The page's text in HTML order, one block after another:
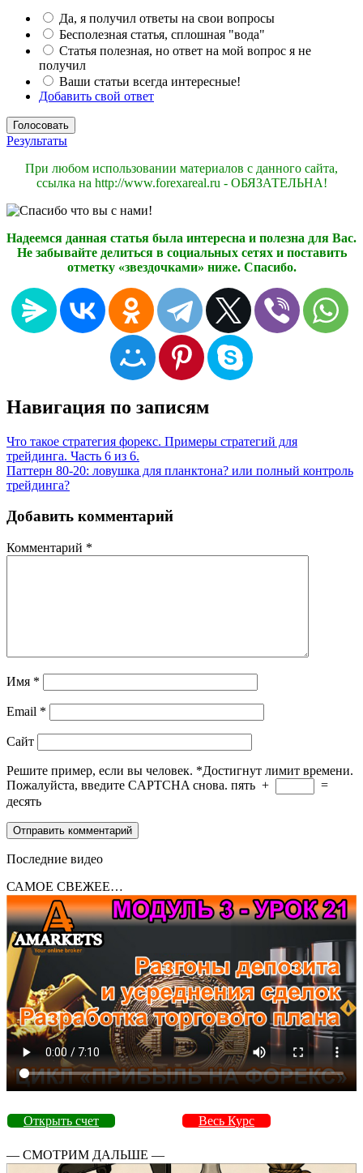
Да, я получил ответы на свои вопросы
Бесполезная статья, сплошная "вода"
Статья полезная, но ответ на мой вопрос я не
получил
Ваши статьи всегда интересные!
Добавить свой ответ
Результаты
При любом использовании материалов с данного сайта,
ссылка на http://www.forexareal.ru - ОБЯЗАТЕЛЬНА!
Надеемся данная статья была интересна и полезна для Вас.
Не забывайте делиться в социальных сетях и поставить
отметку «звездочками» ниже. Спасибо.
Навигация по записям
Что такое стратегия форекс. Примеры стратегий для
трейдинга. Часть 6 из 6.
Паттерн 80-20: ловушка для планктона? или полный контроль
трейдинга?
Добавить комментарий
Комментарий *
Имя *
Email *
Сайт
Решите пример, если вы человек. *Достигнут лимит времени.
Пожалуйста, введите CAPTCHA снова. пять +
=
десять
Последние видео
САМОЕ СВЕЖЕЕ…
Открыть счет Весь Курс
— СМОТРИМ ДАЛЬШЕ —